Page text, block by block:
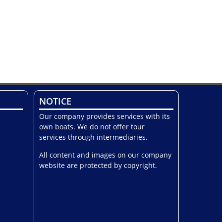
NOTICE
Our company provides services with its
own boats. We do not offer tour
services through intermediaries.
All content and images on our company
website are protected by copyright.